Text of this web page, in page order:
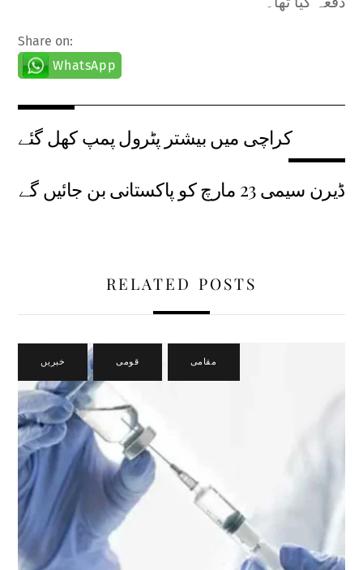
Share on:
WhatsApp
کراچی میں بیشتر پٹرول پمپ کھل گئے
ڈیرن سیمی 23 مارچ کو پاکستانی بن جائیں گے
RELATED POSTS
خبریں , قومی مقامی